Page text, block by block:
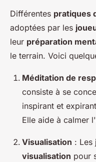
Différentes pratiques
adoptées par les
leur préparation
le terrain. Voici
Méditation de
consiste à se
inspirant et
Elle aide à calmer
Visualisation : Les
visualisation pour